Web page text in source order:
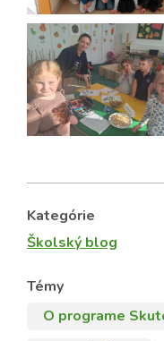
Kategórie
Školský blog
Témy
O programe